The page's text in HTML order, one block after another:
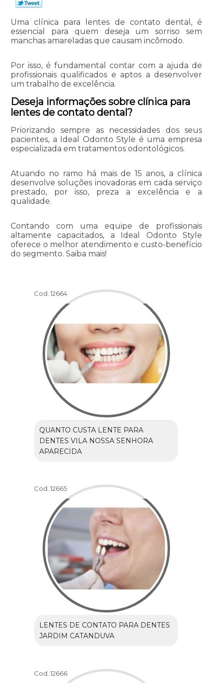
Uma clínica para lentes de contato dental, é
essencial para quem deseja um sorriso sem
manchas amareladas que causam incômodo.
Por isso, é fundamental contar com a ajuda de
profissionais qualificados e aptos a desenvolver
um trabalho de excelência.
Deseja informações sobre clínica para
lentes de contato dental?
Priorizando sempre as necessidades dos seus
pacientes, a Ideal Odonto Style é uma empresa
especializada em tratamentos odontológicos.
Atuando no ramo há mais de 15 anos, a clínica
desenvolve soluções inovadoras em cada serviço
prestado, por isso, preza a excelência e a
qualidade.
Contando com uma equipe de profissionais
altamente capacitados, a Ideal Odonto Style
oferece o melhor atendimento e custo-benefício
do segmento. Saiba mais!
Cod.:12664
QUANTO CUSTA LENTE PARA
DENTES VILA NOSSA SENHORA
APARECIDA
Cod.:12665
LENTES DE CONTATO PARA DENTES
JARDIM CATANDUVA
Cod.:12666